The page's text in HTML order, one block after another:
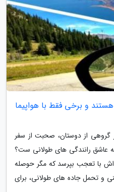
و برخی فقط با هواپیما
گروهی از دوستان، صحبت از سفر
عاشق رانندگی های طولانی ست؟
با تعجب بپرسد که مگر حوصله
و تحمل جاده های طولانی، برای